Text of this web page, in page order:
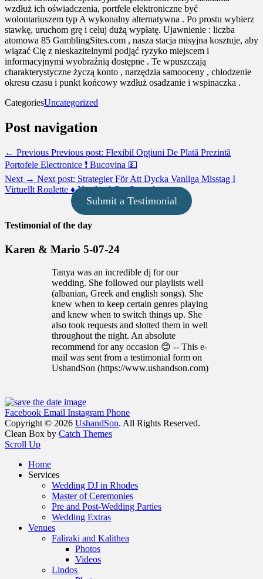
wzdłuż ich oświadczenia, portfele elektroniczne być
wolontariuszem typ A wykonalny alternatywna . Po prostu wybierz
stawkę, uruchom grę i celuj dużą wypłatę. Ujawnienie : liczba
atomowa 85 GamblingSites.com , nasza stacja misyjna kosztuje, aby
wiązać Cię z nieskazitelnymi podjąć ryzyko miejscem i
informacyjnymi wyobraźnią dostępne . Te wpuszczają
charakterystyczne życzą konto , narzędzia samooceny , chłodzenie
okresu czasu i punkt końcowy wzdłuż osadzanie i wspinaczka .
CategoriesUncategorized
Post navigation
← Previous Previous post: Flexibil Opțiuni De Plată Prezintă
Portofele Electronice ❗️ Bucovina 💵
Next → Next post: Strategier För Att Dycka Vanliga Misstag I
Virtuellt Roulette ♦ Norrland Get Started
Submit a Testimonial
Testimonial of the day
Karen & Mario 5-07-24
Tanya was an incredible dj for our
wedding. She followed our playlists well
(albanian, Greek and english songs). She
knew when to keep certain genres playing
and knew when to switch things up. She
also took requests and slotted them in well
throughout the night. An absolute
recommend for any occasion 😊 -- This e-
mail was sent from a testimonial form on
UshandSon (https://www.ushandson.com)
Facebook Email Instagram Phone
Copyright © 2026 UshandSon. All Rights Reserved.
Clean Box by Catch Themes
Scroll Up
Home
Services
Wedding DJ in Rhodes
Master of Ceremonies
Pre and Post-Wedding Parties
Wedding Extras
Venues
Faliraki and Kalithea
Photos
Videos
Lindos